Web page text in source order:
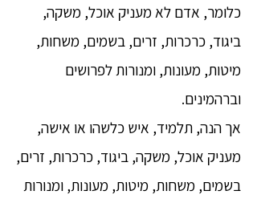
כלומר, אדם לא מעניק אוכל, משקה,
ביגוד, כרכרות, זרים, בשמים, משחות,
מיטות, מעונות, ומנורות לפרושים
וברהמינים.
אך הנה, תלמיד, איש כלשהו או אישה,
מעניק אוכל, משקה, ביגוד, כרכרות, זרים,
בשמים, משחות, מיטות, מעונות, ומנורות